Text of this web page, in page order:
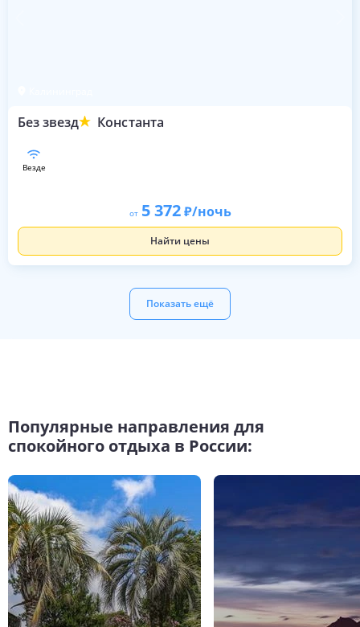
Без звезд Константа
везде
от 5 372 /ночь
Найти цены
Показать ещё
Популярные направления для
спокойного отдыха в России: